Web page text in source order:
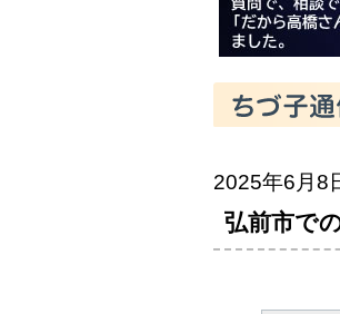
2025年6月8
弘前市で